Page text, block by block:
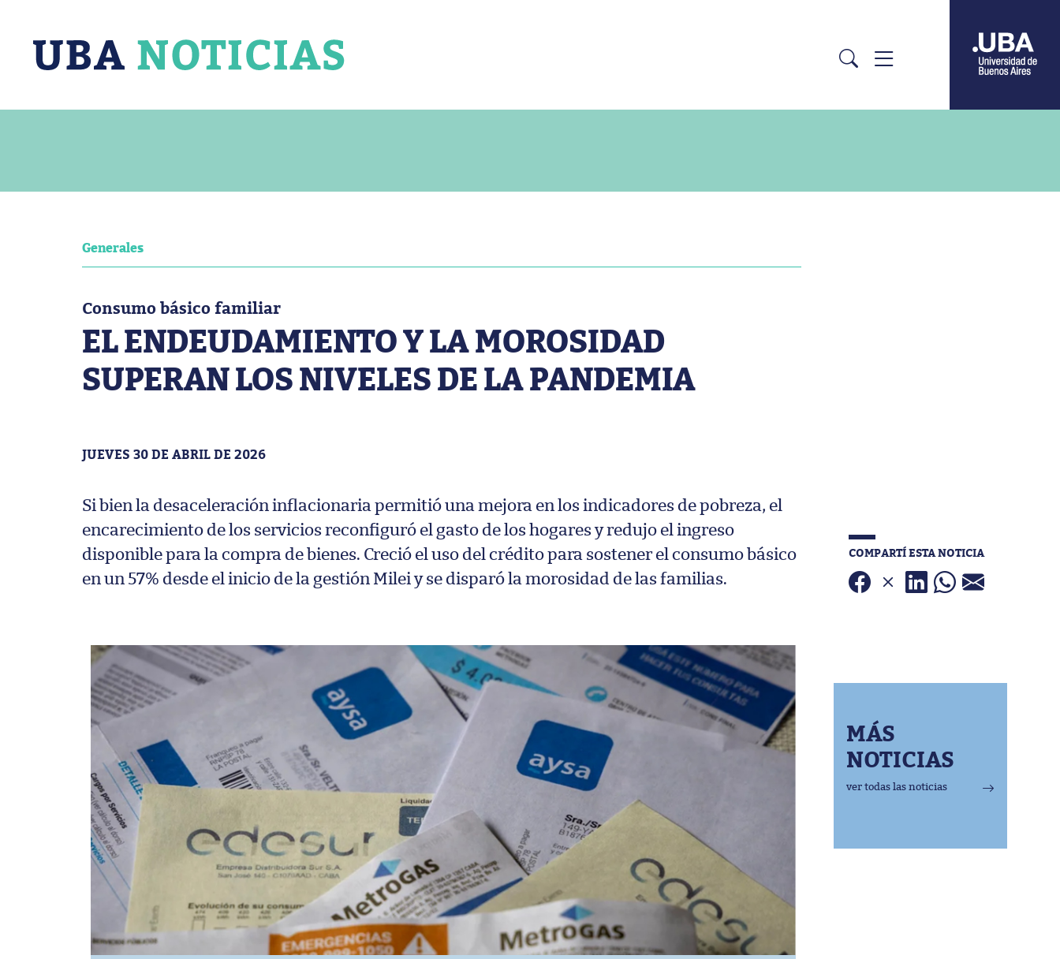
Generales
Consumo básico familiar
EL ENDEUDAMIENTO Y LA MOROSIDAD
SUPERAN LOS NIVELES DE LA PANDEMIA
JUEVES 30 DE ABRIL DE 2026
Si bien la desaceleración inflacionaria permitió una mejora en los indicadores de pobreza, el
encarecimiento de los servicios reconfiguró el gasto de los hogares y redujo el ingreso
disponible para la compra de bienes. Creció el uso del crédito para sostener el consumo básico
en un 57% desde el inicio de la gestión Milei y se disparó la morosidad de las familias.
COMPARTÍ ESTA NOTICIA
MÁS
NOTICIAS
ver todas las noticias